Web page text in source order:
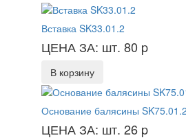
Вставка SK33.01.2
ЦЕНА ЗА: шт. 80 p
В корзину
Основание балясины
ЦЕНА ЗА: шт. 26 p